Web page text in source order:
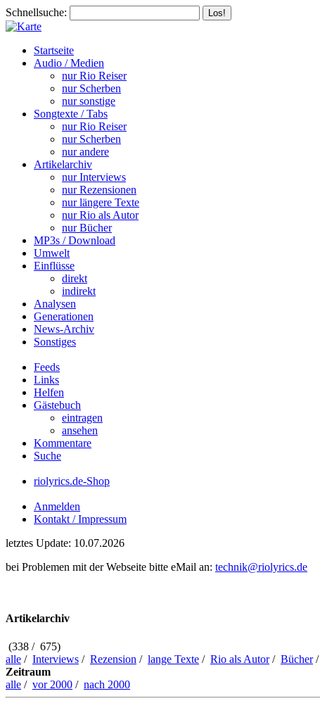
Schnellsuche:
Startseite
Audio / Medien
nur Rio Reiser
nur Scherben
nur sonstige
Songtexte / Tabs
nur Rio Reiser
nur Scherben
nur andere
Artikelarchiv
nur Interviews
nur Rezensionen
nur längere Texte
nur Rio als Autor
nur Bücher
MP3s / Download
Umwelt
Einflüsse
direkt
indirekt
Analysen
Generationen
News-Archiv
Sonstiges
Feeds
Links
Helfen
Gästebuch
eintragen
ansehen
Kommentare
Suche
riolyrics.de-Shop
Anmelden
Kontakt / Impressum
letztes Update: 10.07.2026
bei Problemen mit der Webseite bitte eMail an: technik@riolyrics.de
Artikelarchiv
(338 / 675)
alle / Interviews / Rezension / lange Texte / Rio als Autor/ Bücher/
Zeitraum
alle / vor 2000 / nach 2000